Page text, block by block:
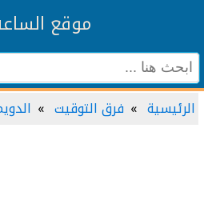
موقع
الرئيسية فرق التوقيت